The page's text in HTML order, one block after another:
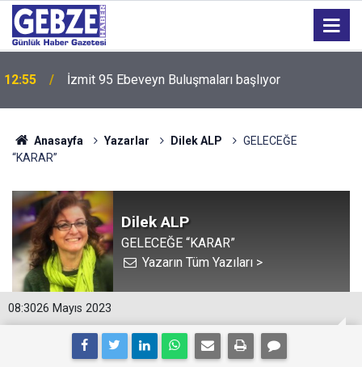
12:55 İzmit 95 Ebeveyn Buluşmaları başlıyor
Anasayfa Yazarlar Dilek ALP
GELECEĞE
“KARAR”
Dilek ALP
GELECEĞE “KARAR”
Yazarın Tüm Yazıları >
08:3026 Mayıs 2023